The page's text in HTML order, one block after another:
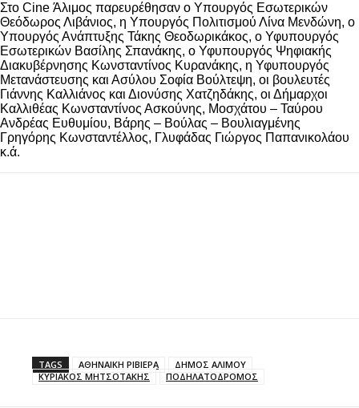
Στο Cine Άλιμος παρευρέθησαν ο Υπουργός Εσωτερικών
Θεόδωρος Λιβάνιος, η Υπουργός Πολιτισμού Λίνα Μενδώνη, ο
Υπουργός Ανάπτυξης Τάκης Θεοδωρικάκος, ο Υφυπουργός
Εσωτερικών Βασίλης Σπανάκης, ο Υφυπουργός Ψηφιακής
Διακυβέρνησης Κωνσταντίνος Κυρανάκης, η Υφυπουργός
Μετανάστευσης και Ασύλου Σοφία Βούλτεψη, οι βουλευτές
Γιάννης Καλλιάνος και Διονύσης Χατζηδάκης, οι Δήμαρχοι
Καλλιθέας Κωνσταντίνος Ασκούνης, Μοσχάτου – Ταύρου
Ανδρέας Ευθυμίου, Βάρης – Βούλας – Βουλιαγμένης
Γρηγόρης Κωνσταντέλλος, Γλυφάδας Γιώργος Παπανικολάου
κ.ά.
TAGS ΑΘΗΝΑΙΚΗ ΡΙΒΙΕΡΑ
ΔΗΜΟΣ ΑΛΙΜΟΥ
ΚΥΡΙΑΚΟΣ ΜΗΤΣΟΤΑΚΗΣ
ΠΟΔΗΛΑΤΟΔΡΟΜΟΣ